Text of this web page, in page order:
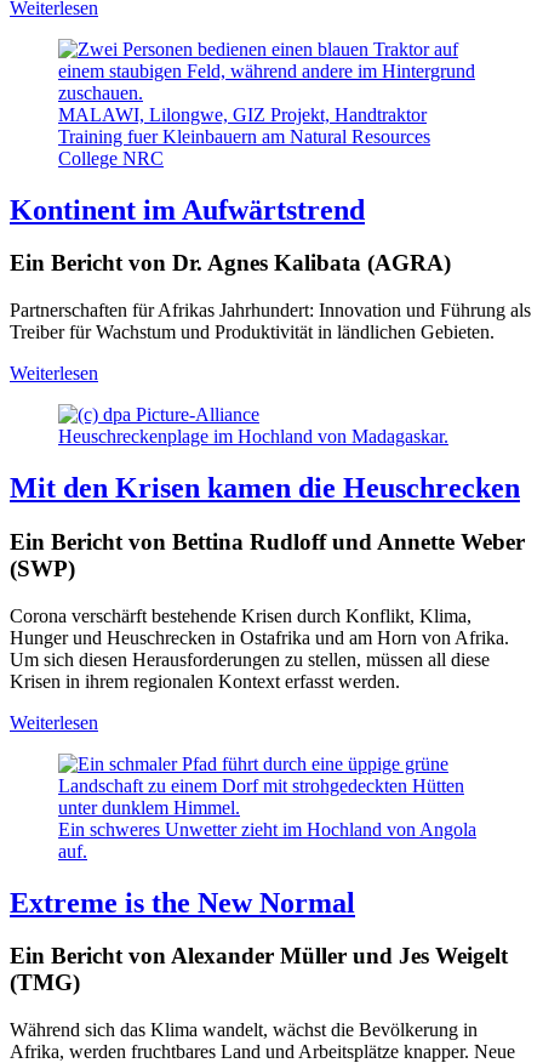
Weiterlesen
MALAWI, Lilongwe, GIZ Projekt, Handtraktor
Training fuer Kleinbauern am Natural Resources
College NRC
Kontinent im Aufwärtstrend
Ein Bericht von Dr. Agnes Kalibata (AGRA)
Partnerschaften für Afrikas Jahrhundert: Innovation und Führung als
Treiber für Wachstum und Produktivität in ländlichen Gebieten.
Weiterlesen
Heuschreckenplage im Hochland von Madagaskar.
Mit den Krisen kamen die Heuschrecken
Ein Bericht von Bettina Rudloff und Annette Weber
(SWP)
Corona verschärft bestehende Krisen durch Konflikt, Klima,
Hunger und Heuschrecken in Ostafrika und am Horn von Afrika.
Um sich diesen Herausforderungen zu stellen, müssen all diese
Krisen in ihrem regionalen Kontext erfasst werden.
Weiterlesen
Ein schweres Unwetter zieht im Hochland von Angola
auf.
Extreme is the New Normal
Ein Bericht von Alexander Müller und Jes Weigelt
(TMG)
Während sich das Klima wandelt, wächst die Bevölkerung in
Afrika, werden fruchtbares Land und Arbeitsplätze knapper. Neue